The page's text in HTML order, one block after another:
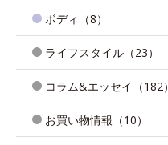
ボディ（8）
ライフスタイル（23）
コラム&エッセイ（182）
お買い物情報（10）